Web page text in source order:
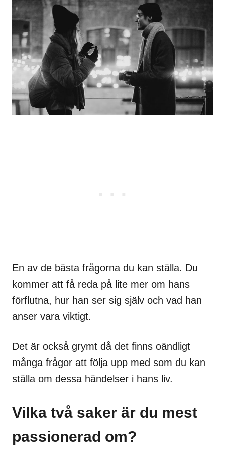
En av de bästa frågorna du kan ställa. Du
kommer att få reda på lite mer om hans
förflutna, hur han ser sig själv och vad han
anser vara viktigt.
Det är också grymt då det finns oändligt
många frågor att följa upp med som du kan
ställa om dessa händelser i hans liv.
Vilka två saker är du mest
passionerad om?